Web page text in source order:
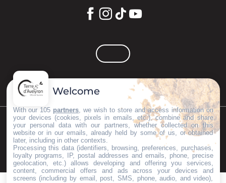
©Copyright 2023 Mentions légalesPartenaires
Welcome
With our 105 partners , we wish to store and access information on
your devices (cookies, pixels in emails, etc.), combine and share
your personal data with our partners, whether collected on this
website or in our emails, already held by some of us, or obtained
later, including in other contexts.
Processing this data (identifiers, browsing, preferences, purchases,
loyalty programs, IP, postal addresses and emails, phone, precise
geolocation, etc.) allows developing and offering you services,
content, commercial offers and ads across your devices and
screens (including by email, post, SMS, phone, audio, and video),